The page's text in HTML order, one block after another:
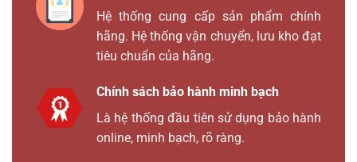
Hệ thống cung cấp sản phẩm chính
hãng. Hệ thống vận chuyển, lưu kho đạt
tiêu chuẩn của hãng.
Chính sách bảo hành minh bạch
Là hệ thống đầu tiên sử dụng bảo hành
online, minh bạch, rõ ràng.